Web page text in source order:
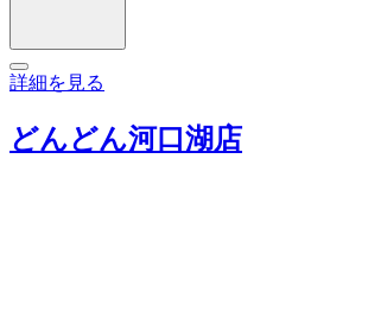
詳細を見る
どんどん河口湖店